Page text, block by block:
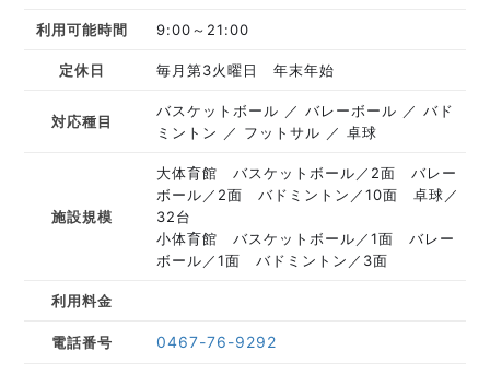
利用可能時間 9:00～21:00
定休日 毎月第3火曜日 年末年始
対応種目
バスケットボール バレーボール
バド
ミントン
フットサル 卓球
施設規模
大体育館 バスケットボール／2面 バレー
ボール／2面 バドミントン／10面 卓球／
32台
小体育館 バスケットボール／1面 バレー
ボール／1面 バドミントン／3面
利用料金
電話番号 0467-76-9292